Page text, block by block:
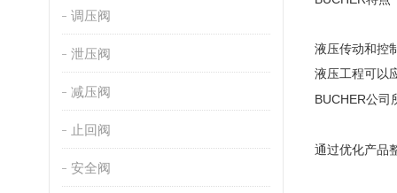
调压阀
泄压阀
减压阀
止回阀
安全阀
液压传动和控
液压工程可以
BUCHER公司
通过优化产品